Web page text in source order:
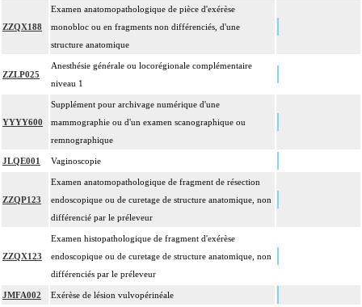
ZZQX188
Examen anatomopathologique de pièce d'exérèse
monobloc ou en fragments non différenciés, d'une
structure anatomique
ZZLP025
Anesthésie générale ou locorégionale complémentaire
niveau 1
YYYY600
Supplément pour archivage numérique d'une
mammographie ou d'un examen scanographique ou
remnographique
JLQE001 Vaginoscopie
ZZQP123
Examen anatomopathologique de fragment de résection
endoscopique ou de curetage de structure anatomique, non
différencié par le préleveur
ZZQX123
Examen histopathologique de fragment d'exérèse
endoscopique ou de curetage de structure anatomique, non
différenciés par le préleveur
JMFA002 Exérèse de lésion vulvopérinéale